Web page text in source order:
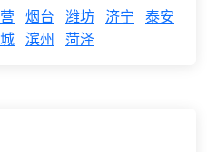
烟台 潍坊 济宁 泰安
滨州 菏泽